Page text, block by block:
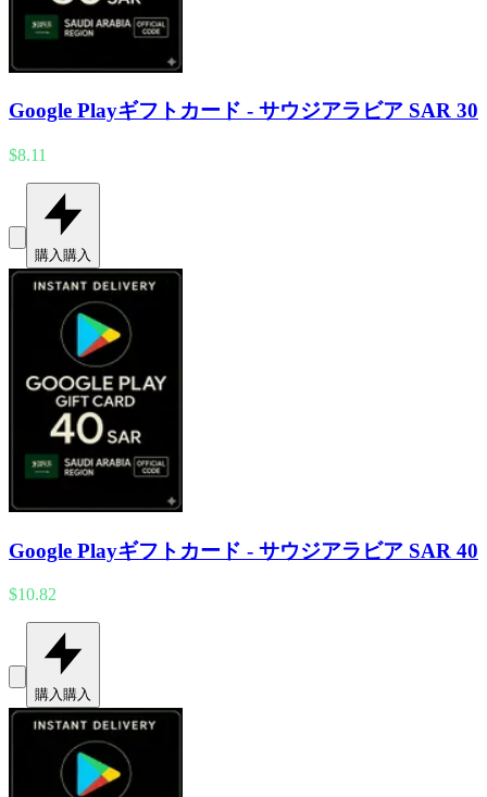
Google Playギフトカード - サウジアラビア SAR 30
$8.11
購入購入
Google Playギフトカード - サウジアラビア SAR 40
$10.82
購入購入